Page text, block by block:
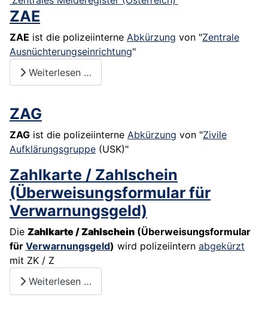
ZAE
ZAE ist die polizeiinterne Abkürzung von "Zentrale
Ausnüchterungseinrichtung"
Weiterlesen …
ZAG
ZAG ist die polizeiinterne Abkürzung von "Zivile
Aufklärungsgruppe (USK)"
Zahlkarte / Zahlschein
(Überweisungsformular für
Verwarnungsgeld)
Die Zahlkarte / Zahlschein (Überweisungsformular
für Verwarnungsgeld) wird polizeiintern abgekürzt
mit ZK / Z
Weiterlesen …